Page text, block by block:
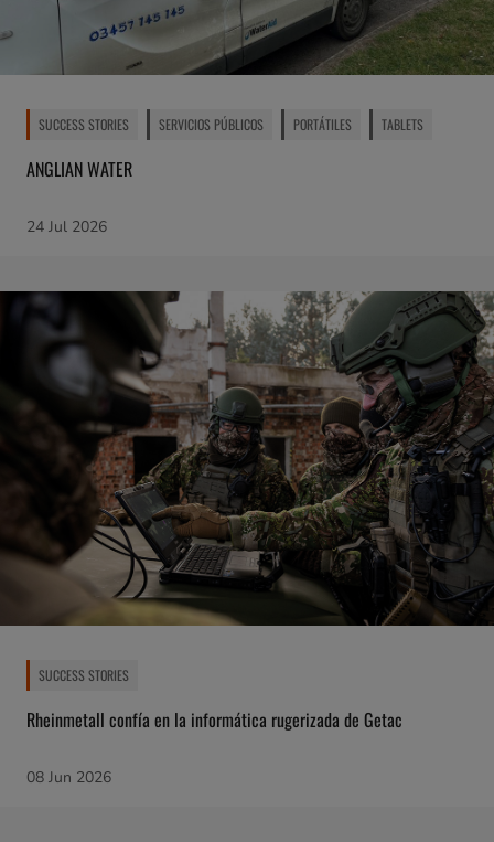
SUCCESS STORIES SERVICIOS PÚBLICOS PORTÁTILES TABLETS
ANGLIAN WATER
24 Jul 2026
SUCCESS STORIES
Rheinmetall confía en la informática rugerizada de Getac
08 Jun 2026